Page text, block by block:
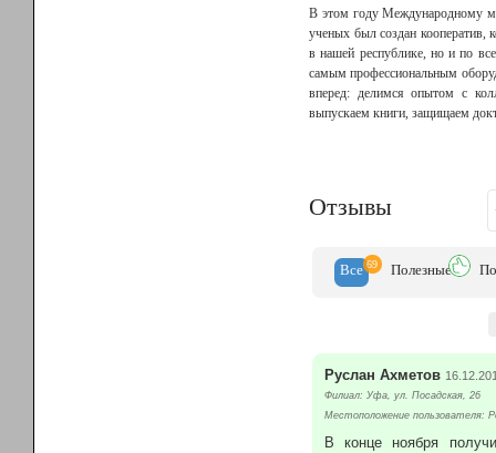
В этом году Международному
ученых был создан кооператив,
в нашей республике, но и по
самым профессиональным
вперед: делимся опытом с
выпускаем книги, защищаем
Отзывы
Все 69 Полезные
Руслан Ахметов
Филиал: Уфа, ул. Посадская, 26
Местоположение пользователя:
В конце ноября